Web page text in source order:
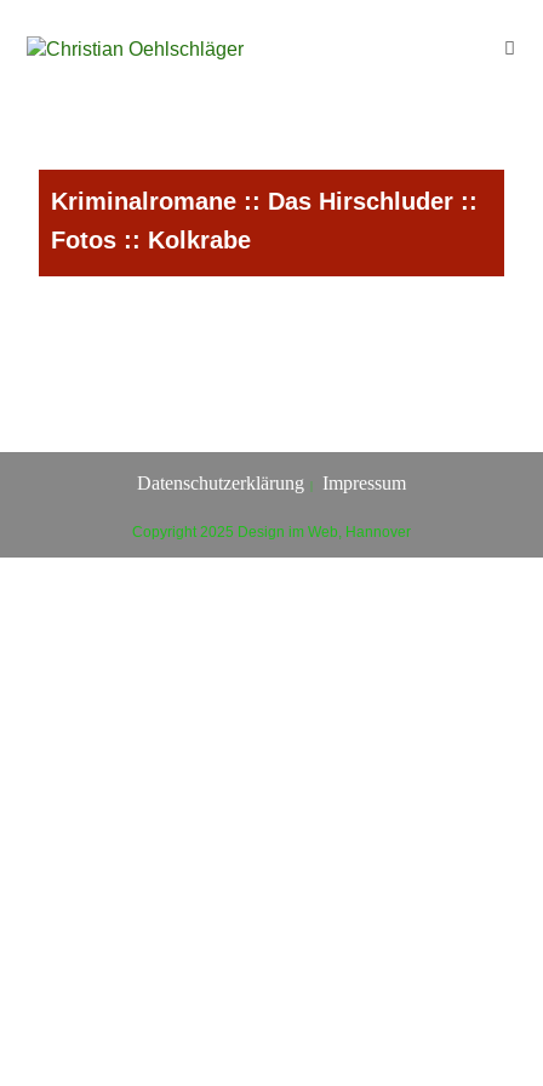
Kriminalromane :: Das Hirschluder ::
Fotos :: Kolkrabe
Datenschutzerklärung Impressum
Copyright 2025 Design im Web, Hannover